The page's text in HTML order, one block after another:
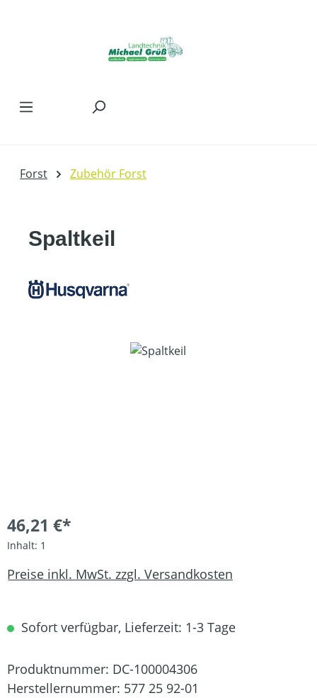
Forst Zubehör Forst
Spaltkeil
Bildergalerie überspringen
46,21 €*
Inhalt: 1
Preise inkl. MwSt. zzgl. Versandkosten
Sofort verfügbar, Lieferzeit: 1-3 Tage
Produktnummer: DC-100004306
Herstellernummer: 577 25 92-01